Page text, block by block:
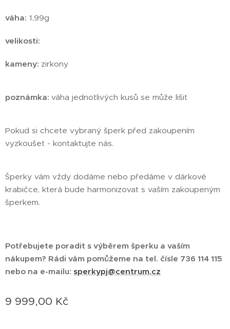
váha: 1,99g
velikosti:
kameny: zirkony
poznámka: váha jednotlivých kusů se může lišit
Pokud si chcete vybraný šperk před zakoupením
vyzkoušet - kontaktujte nás.
Šperky vám vždy dodáme nebo předáme v dárkové
krabičce, která bude harmonizovat s vaším zakoupeným
šperkem.
Potřebujete poradit s výběrem šperku a vaším
nákupem? Rádi vám pomůžeme na tel. čísle 736 114 115
nebo na e-mailu: sperkypj@centrum.cz
9 999,00 Kč